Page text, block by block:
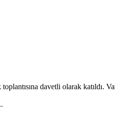
davetli olarak katıldı.